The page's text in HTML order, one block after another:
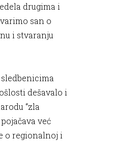
drugima i
san o
i stvaranju
dešavalo i
“zla
već
o regionalnoj i